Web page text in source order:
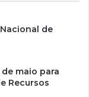
de
maio para
Recursos